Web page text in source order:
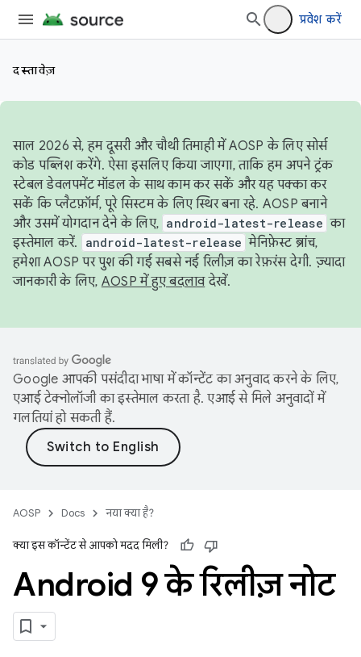
प्रवेश करें
दस्तावेज़
साल 2026 से, हम दूसरी और चौथी तिमाही में AOSP के लिए सोर्स
कोड पब्लिश करेंगे. ऐसा इसलिए किया जाएगा, ताकि हम अपने ट्रंक
स्टेबल डेवलपमेंट मॉडल के साथ काम कर सकें और यह पक्का कर
सकें कि प्लैटफ़ॉर्म, पूरे सिस्टम के लिए स्थिर बना रहे. AOSP बनाने
और उसमें योगदान देने के लिए, android-latest-release का
इस्तेमाल करें.
android-latest-release मेनिफ़ेस्ट ब्रांच,
हमेशा AOSP पर पुश की गई सबसे नई रिलीज़ का रेफ़रंस देगी. ज़्यादा
जानकारी के लिए, AOSP में हुए बदलावदेखें.
Google आपकी पसंदीदा भाषा में कॉन्टेंट का अनुवाद करने के लिए,
एआई टेक्नोलॉजी का इस्तेमाल करता है. एआई से मिले अनुवादों में
गलतियां हो सकती हैं.
AOSP Docs नया क्या है?
क्या इस कॉन्टेंट से आपको मदद मिली?
Android 9 के रिलीज़ नोट